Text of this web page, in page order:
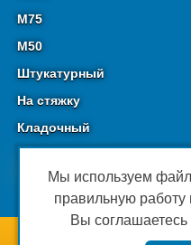
М75
М50
Штукатурный
На стяжку
Кладочный
Мы используем
правильную работу
Вы соглашаетесь